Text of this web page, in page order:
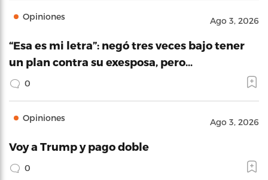
Opiniones Ago 3, 2026
“Esa es mi letra”: negó tres veces bajo tener
un plan contra su exesposa, pero…
0
Opiniones Ago 3, 2026
Voy a Trump y pago doble
0